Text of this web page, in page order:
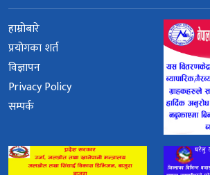
हाम्रोबारे
प्रयोगका शर्त
विज्ञापन
Privacy Policy
सम्पर्क